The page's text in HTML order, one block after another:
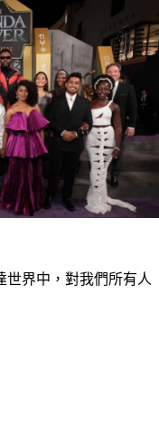
世界中，對我們所有人